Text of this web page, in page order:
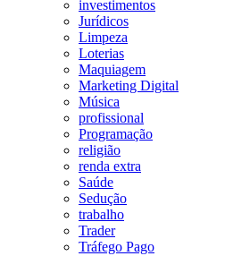
investimentos
Jurídicos
Limpeza
Loterias
Maquiagem
Marketing Digital
Música
profissional
Programação
religião
renda extra
Saúde
Sedução
trabalho
Trader
Tráfego Pago